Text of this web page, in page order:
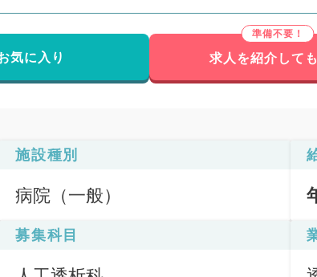
気に入り 求人を紹介して
施設種別
病院（一般）
募集科目